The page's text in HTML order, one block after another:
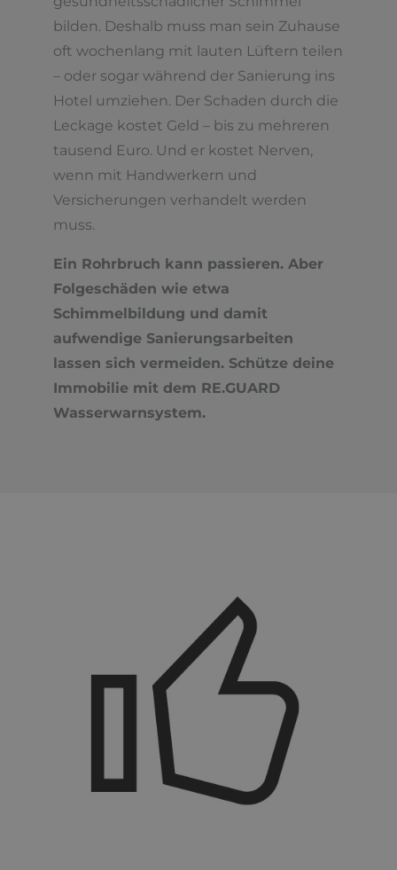
bilden. Deshalb muss man sein Zuhause
oft wochenlang mit lauten Lüftern teilen
– oder sogar während der Sanierung ins
Hotel umziehen. Der Schaden durch die
Leckage kostet Geld – bis zu mehreren
tausend Euro. Und er kostet Nerven,
wenn mit Handwerkern und
Versicherungen verhandelt werden
muss.
Ein Rohrbruch kann passieren. Aber
Folgeschäden wie etwa
Schimmelbildung und damit
aufwendige Sanierungsarbeiten
lassen sich vermeiden. Schütze deine
Immobilie mit dem RE.GUARD
Wasserwarnsystem.